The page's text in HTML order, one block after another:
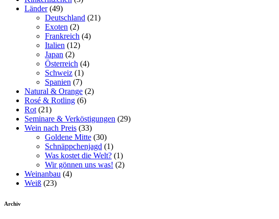
Länder(49)
Deutschland (21)
Exoten (2)
Frankreich (4)
Italien (12)
Japan (2)
Österreich (4)
Schweiz (1)
Spanien (7)
Natural & Orange (2)
Rosé & Rotling (6)
Rot (21)
Seminare & Verköstigungen (29)
Wein nach Preis (33)
Goldene Mitte (30)
Schnäppchenjagd (1)
Was kostet die Welt? (1)
Wir gönnen uns was! (2)
Weinanbau (4)
Weiß (23)
Archiv